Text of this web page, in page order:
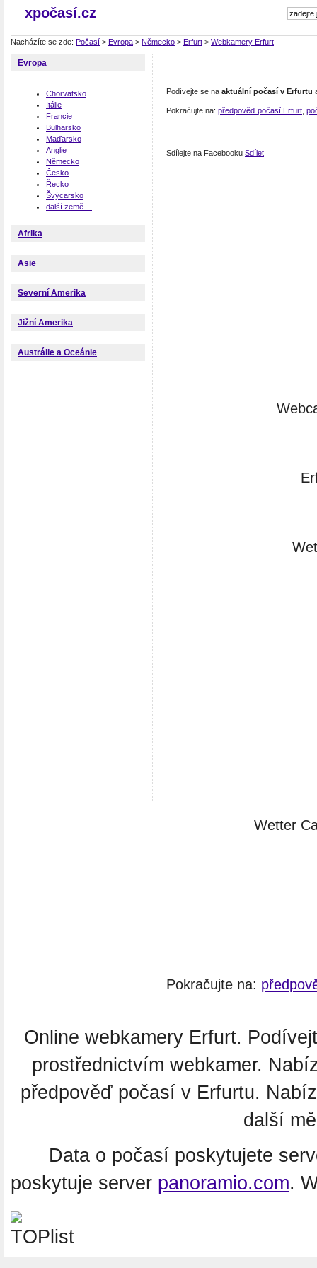
xpočasí.cz
Nacházíte se zde: Počasí > Evropa > Německo > Erfurt > Webkamery Erfurt
Evropa
Chorvatsko
Itálie
Francie
Bulharsko
Maďarsko
Anglie
Německo
Česko
Řecko
Švýcarsko
další země ...
Afrika
Asie
Severní Amerika
Jižní Amerika
Austrálie a Oceánie
Podívejte se na aktuální počasí v Erfurtu
Pokračujte na: předpověď počasí Erfurt
Sdílejte na Facebooku Sdílet
Wetter
Pokračujte na:
Online webkamery Erfurt.
prostřednictvím webkamer.
předpověď počasí v Erfurtu.
další
Data o počasí poskytujete
poskytuje server panoramio.com.